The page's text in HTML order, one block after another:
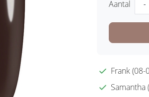
Aantal -
Frank